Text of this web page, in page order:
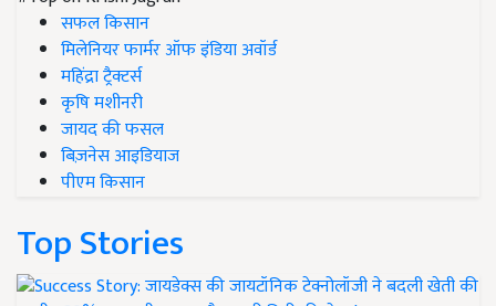
सफल किसान
मिलेनियर फार्मर ऑफ इंडिया अवॉर्ड
महिंद्रा ट्रैक्टर्स
कृषि मशीनरी
जायद की फसल
बिज़नेस आइडियाज
पीएम किसान
Top Stories